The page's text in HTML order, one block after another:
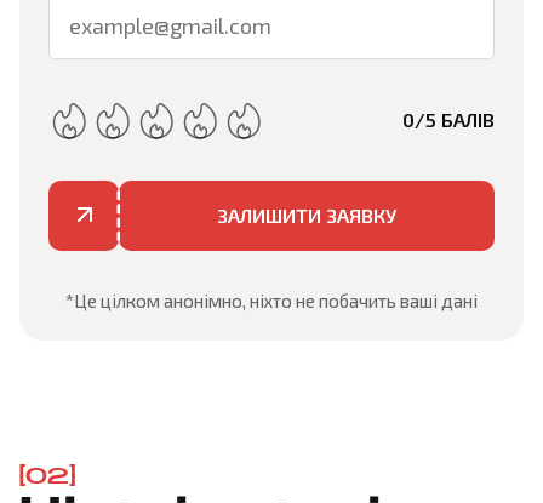
0/5 БАЛІВ
ЗАЛИШИТИ ЗАЯВКУ
*Це цілком анонімно, ніхто не побачить ваші дані
[02]